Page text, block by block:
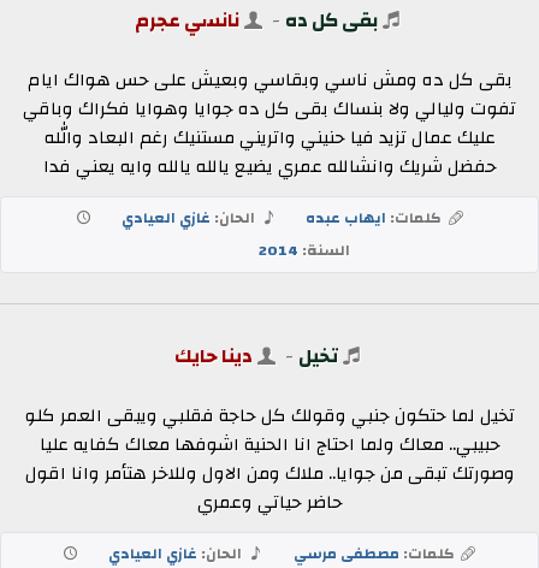
بقى كل ده - نانسي عجرم
بقى كل ده ومش ناسي وبقاسي وبعيش على حس هواك ايام
تفوت وليالي ولا بنساك بقى كل ده جوايا وهوايا فكراك وباقي
عليك عمال تزيد فيا حنيني واتريني مستنيك رغم البعاد والله
حفضل شريك وانشالله عمري يضيع يالله يالله وايه يعني فدا
كلمات: ايهاب عبده الحان: غازي العيادي
السنة: 2014
تخيل - دينا حايك
تخيل لما حتكون جنبي وقولك كل حاجة فقلبي ويبقى العمر كلو
حبيبي.. معاك ولما احتاج انا الحنية اشوفها معاك كفايه عليا
وصورتك تبقى من جوايا.. ملاك ومن الاول وللاخر هتأمر وانا اقول
حاضر حياتي وعمري
كلمات: مصطفى مرسي الحان: غازي العيادي